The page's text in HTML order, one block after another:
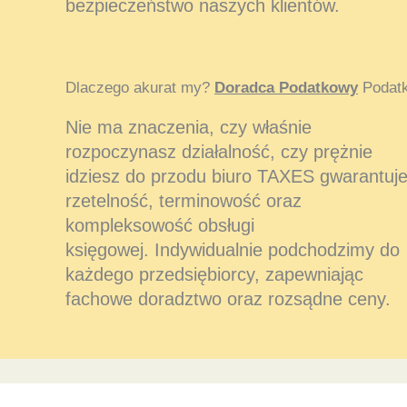
bezpieczeństwo naszych klientów.
Dlaczego akurat my? Doradca Podatkowy
Nie ma znaczenia, czy właśnie
rozpoczynasz działalność, czy prężnie
idziesz do przodu biuro TAXES gwarantuje
rzetelność, terminowość oraz
kompleksowość obsługi
księgowej. Indywidualnie podchodzimy do
każdego przedsiębiorcy, zapewniając
fachowe doradztwo oraz rozsądne ceny.